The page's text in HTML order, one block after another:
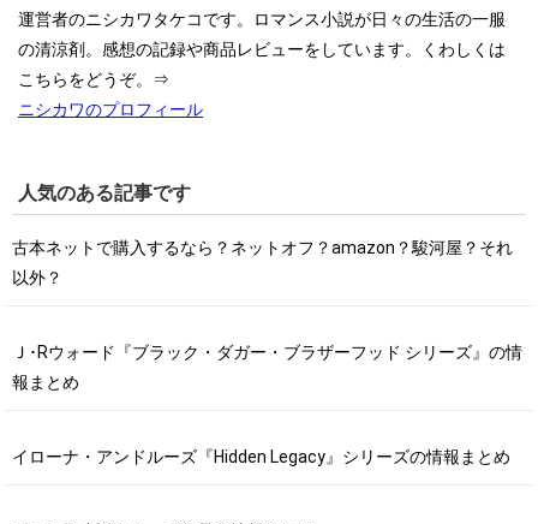
運営者のニシカワタケコです。ロマンス小説が日々の生活の一服
の清涼剤。感想の記録や商品レビューをしています。くわしくは
こちらをどうぞ。⇒
ニシカワのプロフィール
人気のある記事です
古本ネットで購入するなら？ネットオフ？amazon？駿河屋？それ
以外？
Ｊ･Rウォード『ブラック・ダガー・ブラザーフッド シリーズ』の情
報まとめ
イローナ・アンドルーズ『Hidden Legacy』シリーズの情報まとめ